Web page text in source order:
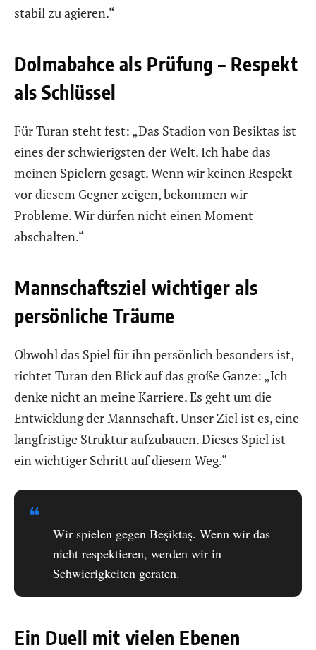
stabil zu agieren.“
Dolmabahce als Prüfung – Respekt
als Schlüssel
Für Turan steht fest: „Das Stadion von Besiktas ist
eines der schwierigsten der Welt. Ich habe das
meinen Spielern gesagt. Wenn wir keinen Respekt
vor diesem Gegner zeigen, bekommen wir
Probleme. Wir dürfen nicht einen Moment
abschalten.“
Mannschaftsziel wichtiger als
persönliche Träume
Obwohl das Spiel für ihn persönlich besonders ist,
richtet Turan den Blick auf das große Ganze: „Ich
denke nicht an meine Karriere. Es geht um die
Entwicklung der Mannschaft. Unser Ziel ist es, eine
langfristige Struktur aufzubauen. Dieses Spiel ist
ein wichtiger Schritt auf diesem Weg.“
❝
Wir spielen gegen Beşiktaş. Wenn wir das
nicht respektieren, werden wir in
Schwierigkeiten geraten.
Ein Duell mit vielen Ebenen